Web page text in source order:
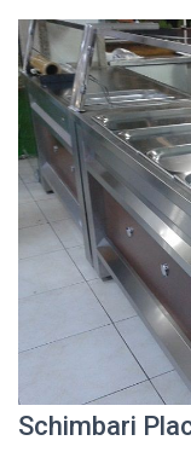
Schimbari